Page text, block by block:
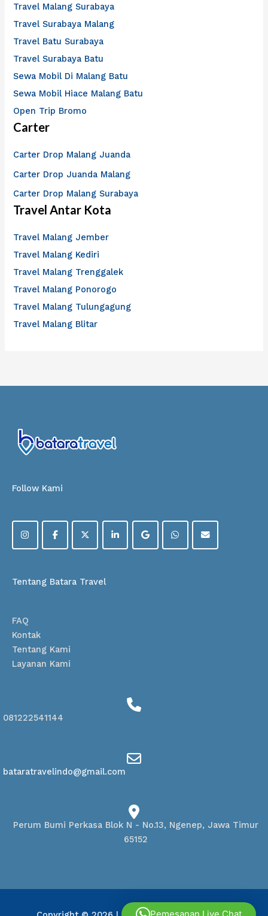
Travel Malang Surabaya
Travel Surabaya Malang
Travel Batu Surabaya
Travel Surabaya Batu
Sewa Mobil Di Malang Batu
Sewa Mobil Hiace Malang Batu
Open Trip Bromo
Carter
Carter Drop Malang Juanda
Carter Drop Juanda Malang
Carter Drop Malang Surabaya
Travel Antar Kota
Travel Malang Jember
Travel Malang Kediri
Travel Malang Trenggalek
Travel Malang Ponorogo
Travel Malang Tulungagung
Travel Malang Blitar
Follow Kami
Tentang Batara Travel
FAQ
Kontak
Tentang Kami
Layanan Kami
081222541144
bataratravelindo@gmail.com
Perum Bumi Perkasa Blok N - No.13, Ngenep, Jawa Timur
65152